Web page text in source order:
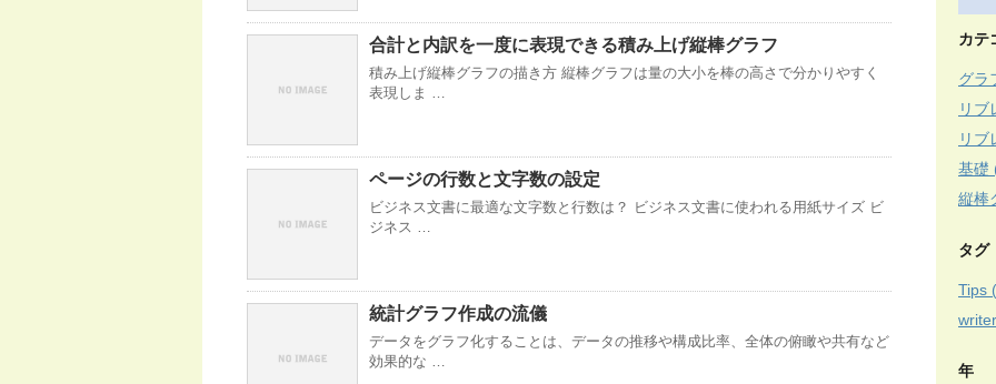
合計と内訳を一度に表現できる積み上げ縦棒グラフ
積み上げ縦棒グラフの描き方 縦棒グラフは量の大小を棒の高さで分かりやすく
表現しま …
ページの行数と文字数の設定
ビジネス文書に最適な文字数と行数は？ ビジネス文書に使われる用紙サイズ ビ
ジネス …
統計グラフ作成の流儀
データをグラフ化することは、データの推移や構成比率、全体の俯瞰や共有など
効果的な …
カテ
グラ
リブ
リブ
基礎
縦棒
タグ
Tips
年